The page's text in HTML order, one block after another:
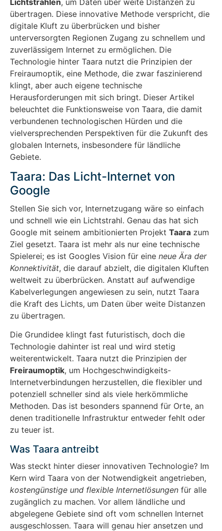
übertragen. Diese innovative Methode verspricht, die
digitale Kluft zu überbrücken und bisher
unterversorgten Regionen Zugang zu schnellem und
zuverlässigem Internet zu ermöglichen. Die
Technologie hinter Taara nutzt die Prinzipien der
Freiraumoptik, eine Methode, die zwar faszinierend
klingt, aber auch eigene technische
Herausforderungen mit sich bringt. Dieser Artikel
beleuchtet die Funktionsweise von Taara, die damit
verbundenen technologischen Hürden und die
vielversprechenden Perspektiven für die Zukunft des
globalen Internets, insbesondere für ländliche
Gebiete.
Taara: Das Licht-Internet von
Google
Stellen Sie sich vor, Internetzugang wäre so einfach
und schnell wie ein Lichtstrahl. Genau das hat sich
Google mit seinem ambitionierten Projekt Taara zum
Ziel gesetzt. Taara ist mehr als nur eine technische
Spielerei; es ist Googles Vision für eine neue Ära der
Konnektivität, die darauf abzielt, die digitalen Kluften
weltweit zu überbrücken. Anstatt auf aufwendige
Kabelverlegungen angewiesen zu sein, nutzt Taara
die Kraft des Lichts, um Daten über weite Distanzen
zu übertragen.
Die Grundidee klingt fast futuristisch, doch die
Technologie dahinter ist real und wird stetig
weiterentwickelt. Taara nutzt die Prinzipien der
Freiraumoptik, um Hochgeschwindigkeits-
Internetverbindungen herzustellen, die flexibler und
potenziell schneller sind als viele herkömmliche
Methoden. Das ist besonders spannend für Orte, an
denen traditionelle Infrastruktur entweder fehlt oder
zu teuer ist.
Was Taara antreibt
Was steckt hinter dieser innovativen Technologie? Im
Kern wird Taara von der Notwendigkeit angetrieben,
kostengünstige und flexible Internetlösungen für alle
zugänglich zu machen. Vor allem ländliche und
abgelegene Gebiete sind oft vom schnellen Internet
ausgeschlossen. Taara will genau hier ansetzen und